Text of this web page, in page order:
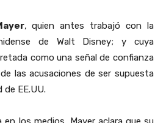
, quien antes trabajó con la
de Walt Disney; y cuya
como una señal de confianza
las acusaciones de ser supuesta
de EE.UU.